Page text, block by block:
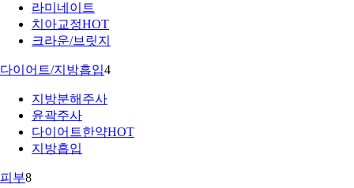
라미네이트
치아교정HOT
크라운/브릿지
다이어트/지방흡입4
지방분해주사
윤곽주사
다이어트한약HOT
지방흡입
피부8